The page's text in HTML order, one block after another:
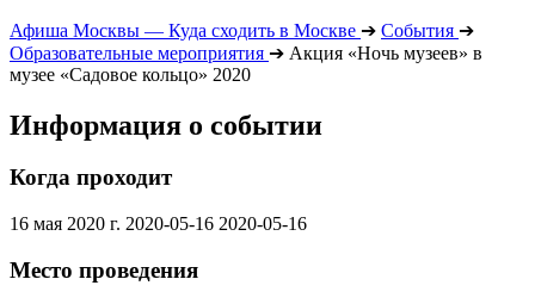
Афиша Москвы — Куда сходить в Москве ➔ События ➔
Образовательные мероприятия ➔ Акция «Ночь музеев» в
музее «Садовое кольцо» 2020
Информация о событии
Когда проходит
16 мая 2020 г. 2020-05-16 2020-05-16
Место проведения